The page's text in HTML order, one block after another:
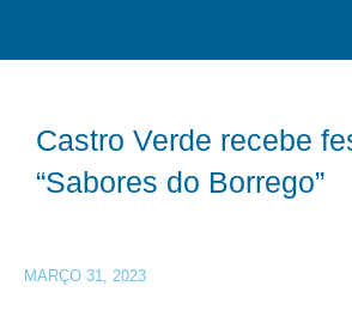
Castro Verde recebe
“Sabores do Borrego”
MARÇO 31, 2023